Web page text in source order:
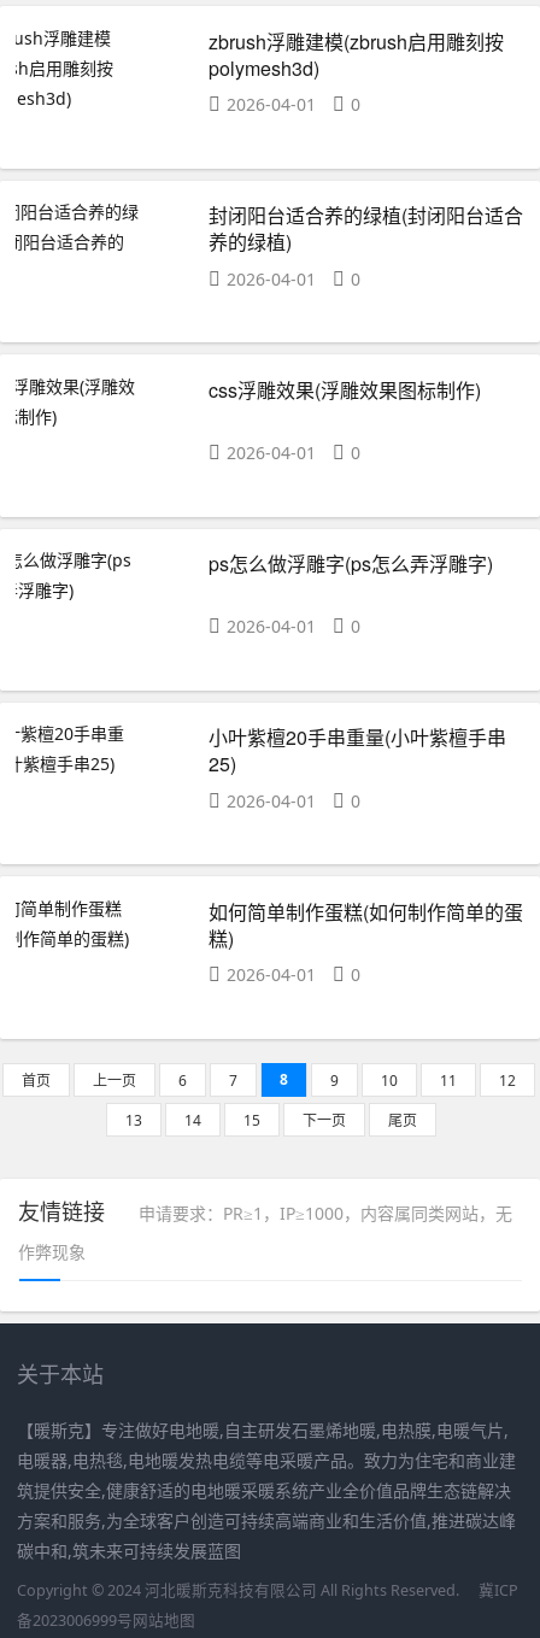
zbrush浮雕建模(zbrush启用雕刻按
polymesh3d)
2026-04-01 0
封闭阳台适合养的绿植(封闭阳台适合
养的绿植)
2026-04-01 0
css浮雕效果(浮雕效果图标制作)
2026-04-01 0
ps怎么做浮雕字(ps怎么弄浮雕字)
2026-04-01 0
小叶紫檀20手串重量(小叶紫檀手串
25)
2026-04-01 0
如何简单制作蛋糕(如何制作简单的蛋
糕)
2026-04-01 0
首页 上一页 6 7 8 9 10 11
12
13
14 15 下一页 尾页
友情链接
申请要求：PR≥1，IP≥1000，内容属同类网站，无
作弊现象
关于本站
【暖斯克】专注做好电地暖,自主研发石墨烯地暖,电热膜,电暖气片,
电暖器,电热毯,电地暖发热电缆等电采暖产品。致力为住宅和商业建
筑提供安全,健康舒适的电地暖采暖系统产业全价值品牌生态链解决
方案和服务,为全球客户创造可持续高端商业和生活价值,推进碳达峰
碳中和,筑未来可持续发展蓝图
Copyright © 2024 河北暖斯克科技有限公司 All Rights Reserved.
冀ICP
备2023006999号网站地图